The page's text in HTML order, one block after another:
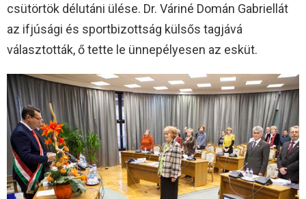
csütörtök délutáni ülése. Dr. Váriné Domán Gabriellát
az ifjúsági és sportbizottság külsős tagjává
választották, ő tette le ünnepélyesen az esküt.